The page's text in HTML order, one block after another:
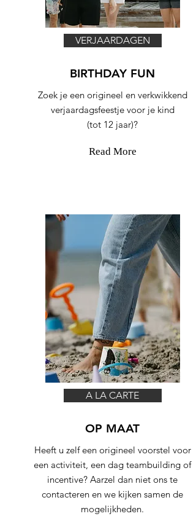
VERJAARDAGEN
BIRTHDAY FUN
Zoek je een origineel en verkwikkend
verjaardagsfeestje voor je kind
(tot 12 jaar)?
Read More
A LA CARTE
OP MAAT
Heeft u zelf een origineel voorstel voor
een activiteit, een dag teambuilding of
incentive? Aarzel dan niet ons te
contacteren en we kijken samen de
mogelijkheden.